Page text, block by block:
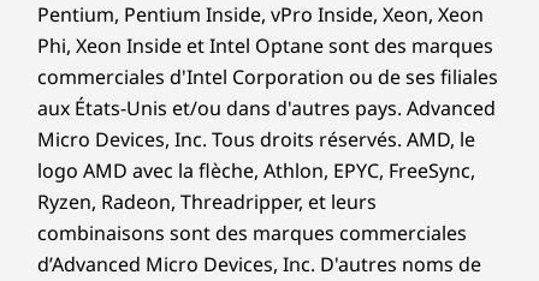
Pentium, Pentium Inside, vPro Inside, Xeon, Xeon
Phi, Xeon Inside et Intel Optane sont des marques
commerciales d'Intel Corporation ou de ses filiales
aux États-Unis et/ou dans d'autres pays. Advanced
Micro Devices, Inc. Tous droits réservés. AMD, le
logo AMD avec la flèche, Athlon, EPYC, FreeSync,
Ryzen, Radeon, Threadripper, et leurs
combinaisons sont des marques commerciales
d’Advanced Micro Devices, Inc. D'autres noms de